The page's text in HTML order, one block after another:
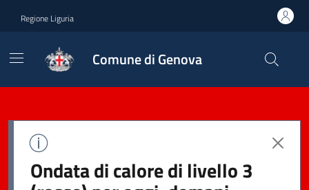
Regione Liguria
Comune di Genova
Ondata di calore di livello 3